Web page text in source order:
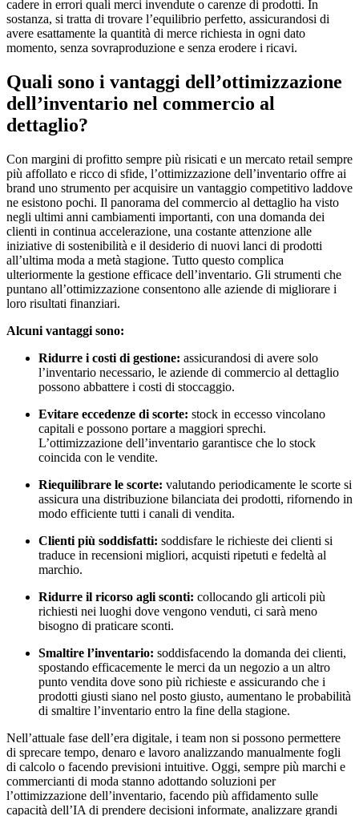
cadere in errori quali merci invendute o carenze di prodotti. In
sostanza, si tratta di trovare l’equilibrio perfetto, assicurandosi di
avere esattamente la quantità di merce richiesta in ogni dato
momento, senza sovraproduzione e senza erodere i ricavi.
Quali sono i vantaggi dell’ottimizzazione
dell’inventario nel commercio al
dettaglio?
Con margini di profitto sempre più risicati e un mercato retail sempre
più affollato e ricco di sfide, l’ottimizzazione dell’inventario offre ai
brand uno strumento per acquisire un vantaggio competitivo laddove
ne esistono pochi. Il panorama del commercio al dettaglio ha visto
negli ultimi anni cambiamenti importanti, con una domanda dei
clienti in continua accelerazione, una costante attenzione alle
iniziative di sostenibilità e il desiderio di nuovi lanci di prodotti
all’ultima moda a metà stagione. Tutto questo complica
ulteriormente la gestione efficace dell’inventario. Gli strumenti che
puntano all’ottimizzazione consentono alle aziende di migliorare i
loro risultati finanziari.
Alcuni vantaggi sono:
Ridurre i costi di gestione: assicurandosi di avere solo
l’inventario necessario, le aziende di commercio al dettaglio
possono abbattere i costi di stoccaggio.
Evitare eccedenze di scorte: stock in eccesso vincolano
capitali e possono portare a maggiori sprechi.
L’ottimizzazione dell’inventario garantisce che lo stock
coincida con le vendite.
Riequilibrare le scorte: valutando periodicamente le scorte si
assicura una distribuzione bilanciata dei prodotti, rifornendo in
modo efficiente tutti i canali di vendita.
Clienti più soddisfatti: soddisfare le richieste dei clienti si
traduce in recensioni migliori, acquisti ripetuti e fedeltà al
marchio.
Ridurre il ricorso agli sconti: collocando gli articoli più
richiesti nei luoghi dove vengono venduti, ci sarà meno
bisogno di praticare sconti.
Smaltire l’inventario: soddisfacendo la domanda dei clienti,
spostando efficacemente le merci da un negozio a un altro
punto vendita dove sono più richieste e assicurando che i
prodotti giusti siano nel posto giusto, aumentano le probabilità
di smaltire l’inventario entro la fine della stagione.
Nell’attuale fase dell’era digitale, i team non si possono permettere
di sprecare tempo, denaro e lavoro analizzando manualmente fogli
di calcolo o facendo previsioni intuitive. Oggi, sempre più marchi e
commercianti di moda stanno adottando soluzioni per
l’ottimizzazione dell’inventario, facendo più affidamento sulle
capacità dell’IA di prendere decisioni informate, analizzare grandi